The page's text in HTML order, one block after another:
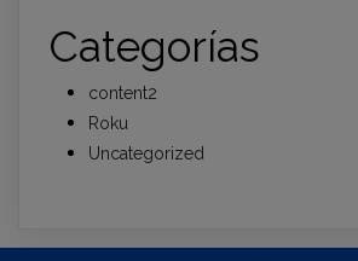
Categorías
content2
Roku
Uncategorized